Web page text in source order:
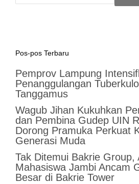
Pos-pos Terbaru
Pemprov Lampung
Penanggulangan
Tanggamus
Wagub Jihan Kukuhkan
dan Pembina Gudep UIN
Dorong Pramuka Perkuat
Generasi Muda
Tak Ditemui Bakrie Group,
Mahasiswa Jambi Ancam
Besar di Bakrie Tower